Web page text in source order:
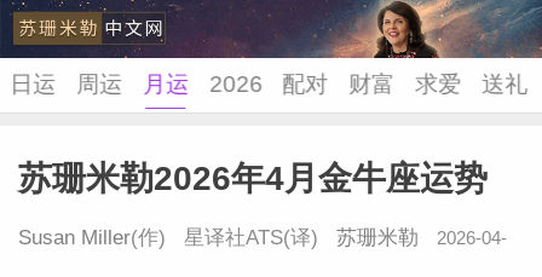
日运 周运 月运 2026 配对 财富 求爱 送礼
苏珊米勒2026年4月金牛座运势
Susan Miller(作) 星译社ATS(译) 苏珊米勒 2026-04-